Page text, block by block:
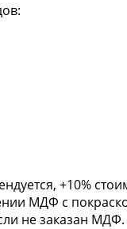
+10%
МДФ с
не заказан МДФ.